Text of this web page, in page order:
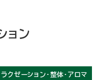
ョン
ラクゼーション・整体・アロマ